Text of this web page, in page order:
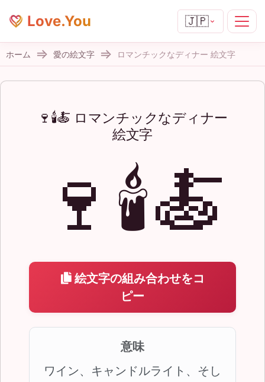
Love.You 🇯🇵
ホーム 愛の絵文字 ロマンチックなディナー 絵文字
🍷🕯️🍝 ロマンチックなディナー
絵文字
🍷🕯️🍝
絵文字の組み合わせをコ
ピー
意味
ワイン、キャンドルライト、そし